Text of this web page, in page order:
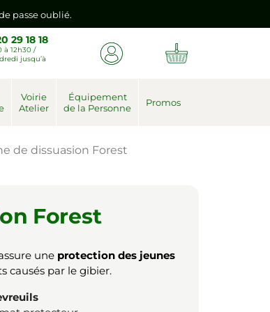
passe oublié.
vers votre nouvel espace client.
passe oublié.
29 18 18
à 12h30 /
jusqu’à
Voirie
Atelier
Équipement
de la Personne
Promos
de dissuasion Forest
Forest
une protection des jeunes
causés par le gibier.